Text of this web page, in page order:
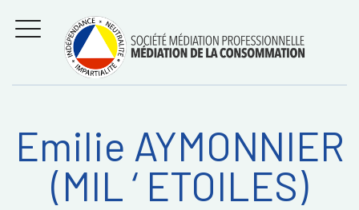
Régler les litiges
entre
consommateurs et
professionnels avec
la médiation de la
consommation
MENU
Recherche
sur:
Emilie AYMONNIER
(MIL ‘ ETOILES)